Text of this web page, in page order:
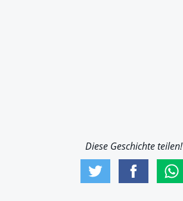
Diese Geschichte teilen!